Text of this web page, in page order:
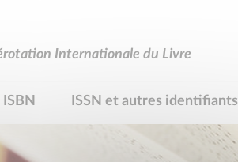
Internationale du Livre
ISBN ISSN et autres identifiants